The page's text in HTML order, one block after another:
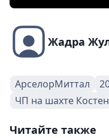
Жадра
АрселорМиттал
ЧП на шахте
Читайте также